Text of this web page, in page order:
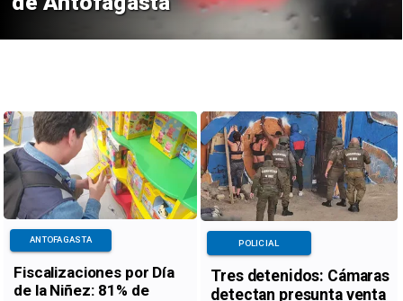
Fiscalizaciones por Día
de la Niñez: 81% de
ANTOFAGASTA
Tres detenidos: Cámaras
detectan presunta venta
POLICIAL